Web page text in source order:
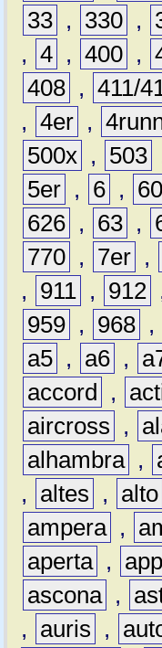
33 , 330 ,
, 4 , 400 ,
408 , 411/
, 4er ,
500x , 503
5er , 6 ,
626 , 63 ,
770 , 7er ,
,
911 , 912
959 , 968 ,
a5 , a6 ,
accord
,
aircross
,
alhambra ,
,
altes , alto
ampera ,
aperta ,
ascona ,
,
auris ,